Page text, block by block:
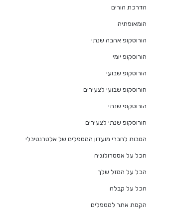
הדרכת הורים
הומאופתיה
הורוסקופ אהבה שנתי
הורוסקופ יומי
הורוסקופ שבועי
הורוסקופ שבועי לצעירים
הורוסקופ שנתי
הורוסקופ שנתי לצעירים
הטבות לחברי מועדון המטפלים של אלטרנטיבלי
הכל על אסטרולוגיה
הכל על המזל שלך
הכל על קבלה
הקמת אתר למטפלים